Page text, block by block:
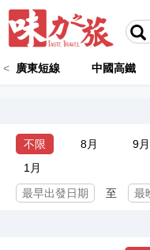
< 廣東短線 中國高鐵
不限 8月 9月
1月
至